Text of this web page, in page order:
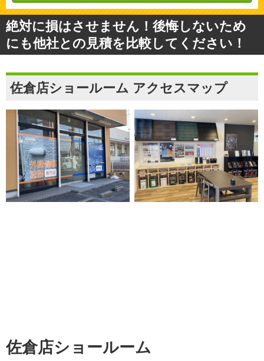
絶対に損はさせません！後悔しないため
にも他社との見積を比較してください！
佐倉店ショールーム アクセスマップ
佐倉店ショールーム